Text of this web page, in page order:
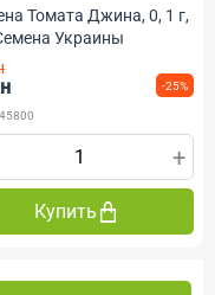
Томата Джина, 0, 1 г,
Украины
-25%
+
Купить